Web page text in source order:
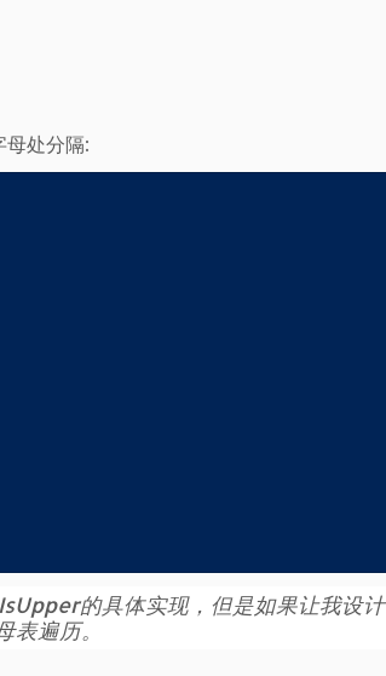
处分隔:
的具体实现，但是如果让我设
遍历。